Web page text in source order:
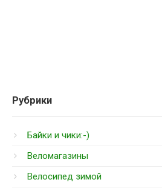
Рубрики
Байки и чики:-)
Веломагазины
Велосипед зимой